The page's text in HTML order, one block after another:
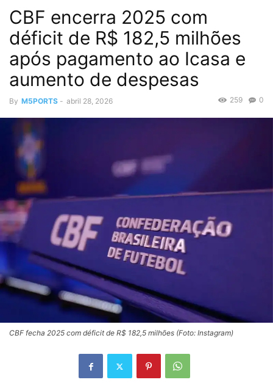
CBF encerra 2025 com
déficit de R$ 182,5 milhões
após pagamento ao Icasa e
aumento de despesas
By M5PORTS - abril 28, 2026 0
259
CBF fecha 2025 com déficit de R$ 182,5 milhões (Foto: Instagram)